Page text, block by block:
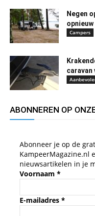
Negen
Campers
caravan
ABONNEREN OP
Abonneer je op de
KampeerMagazine.nl
nieuwsartikelen in je
Voornaam *
E-mailadres *